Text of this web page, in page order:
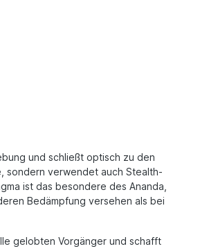
und schließt optisch zu den
sondern verwendet auch Stealth-
ist das besondere des Ananda,
Bedämpfung versehen als bei
gelobten Vorgänger und schafft